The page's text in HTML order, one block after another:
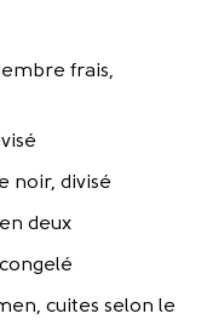
frais,
noir, divisé
deux
cuites selon le